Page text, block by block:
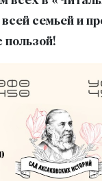
семьей и